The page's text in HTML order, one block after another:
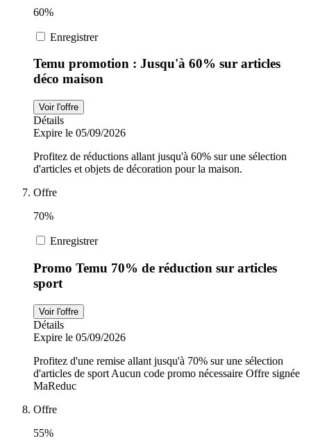
60%
Enregistrer
Temu promotion : Jusqu'à 60% sur articles
déco maison
Voir l'offre
Détails
Expire le 05/09/2026
Profitez de réductions allant jusqu'à 60% sur une sélection
d'articles et objets de décoration pour la maison.
Offre
70%
Enregistrer
Promo Temu 70% de réduction sur articles
sport
Voir l'offre
Détails
Expire le 05/09/2026
Profitez d'une remise allant jusqu'à 70% sur une sélection
d'articles de sport Aucun code promo nécessaire Offre signée
MaReduc
Offre
55%